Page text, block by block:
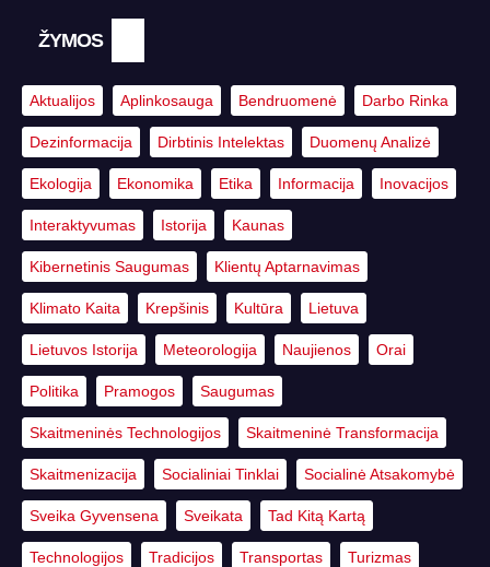
ŽYMOS
Aktualijos Aplinkosauga Bendruomenė Darbo Rinka
Dezinformacija Dirbtinis Intelektas Duomenų Analizė
Ekologija Ekonomika Etika Informacija Inovacijos
Interaktyvumas Istorija Kaunas
Kibernetinis Saugumas Klientų Aptarnavimas
Klimato Kaita Krepšinis Kultūra Lietuva
Lietuvos Istorija Meteorologija Naujienos Orai
Politika Pramogos Saugumas
Skaitmeninės Technologijos Skaitmeninė Transformacija
Skaitmenizacija Socialiniai Tinklai Socialinė Atsakomybė
Sveika Gyvensena Sveikata Tad Kitą Kartą
Technologijos Tradicijos Transportas Turizmas